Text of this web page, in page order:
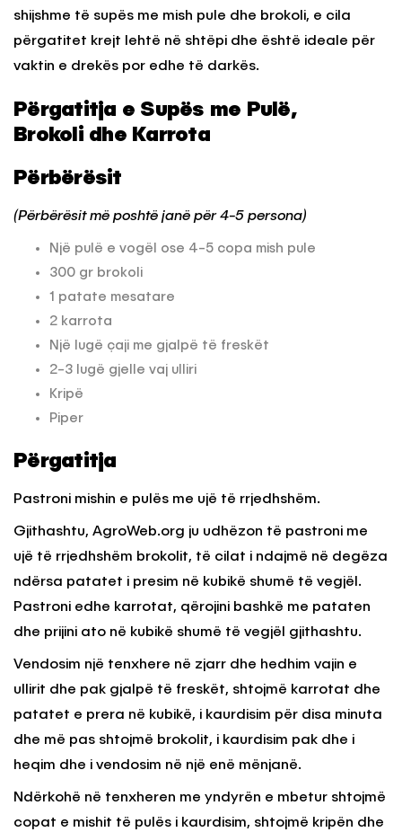
shijshme të supës me mish pule dhe brokoli, e cila
përgatitet krejt lehtë në shtëpi dhe është ideale për
vaktin e drekës por edhe të darkës.
Përgatitja e Supës me Pulë,
Brokoli dhe Karrota
Përbërësit
(Përbërësit më poshtë janë për 4-5 persona)
Një pulë e vogël ose 4-5 copa mish pule
300 gr brokoli
1 patate mesatare
2 karrota
Një lugë çaji me gjalpë të freskët
2-3 lugë gjelle vaj ulliri
Kripë
Piper
Përgatitja
Pastroni mishin e pulës me ujë të rrjedhshëm.
Gjithashtu, AgroWeb.org ju udhëzon të pastroni me
ujë të rrjedhshëm brokolit, të cilat i ndajmë në degëza
ndërsa patatet i presim në kubikë shumë të vegjël.
Pastroni edhe karrotat, qërojini bashkë me pataten
dhe prijini ato në kubikë shumë të vegjël gjithashtu.
Vendosim një tenxhere në zjarr dhe hedhim vajin e
ullirit dhe pak gjalpë të freskët, shtojmë karrotat dhe
patatet e prera në kubikë, i kaurdisim për disa minuta
dhe më pas shtojmë brokolit, i kaurdisim pak dhe i
heqim dhe i vendosim në një enë mënjanë.
Ndërkohë në tenxheren me yndyrën e mbetur shtojmë
copat e mishit të pulës i kaurdisim, shtojmë kripën dhe